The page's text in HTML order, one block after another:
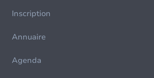
Inscription
Annuaire
Agenda